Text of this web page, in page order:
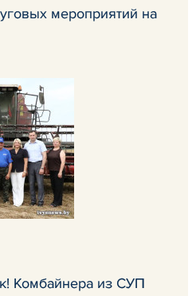
мероприятий на
Комбайнера из СУП